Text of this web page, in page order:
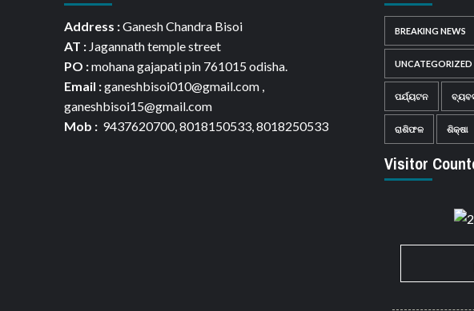
Address :Ganesh Chandra Bisoi
AT :Jagannath temple street
PO :mohana gajapati pin 761015 odisha.
Email :ganeshbisoi010@gmail.com ,
ganeshbisoi15@gmail.com
Mob :9437620700, 8018150533, 8018250533
BREAKING NEWS
UNCATEGORIZED
ପର୍ଯ୍ୟଟନ
ରାଶିଫଳ ଶିକ୍ଷା
Visitor